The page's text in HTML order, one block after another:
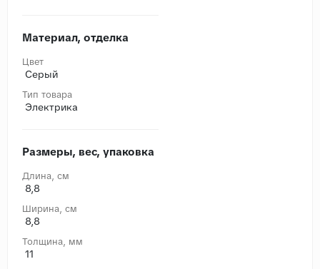
Материал, отделка
Цвет
Серый
Тип товара
Электрика
Размеры, вес, упаковка
Длина, cм
8,8
Ширина, cм
8,8
Толщина, мм
11